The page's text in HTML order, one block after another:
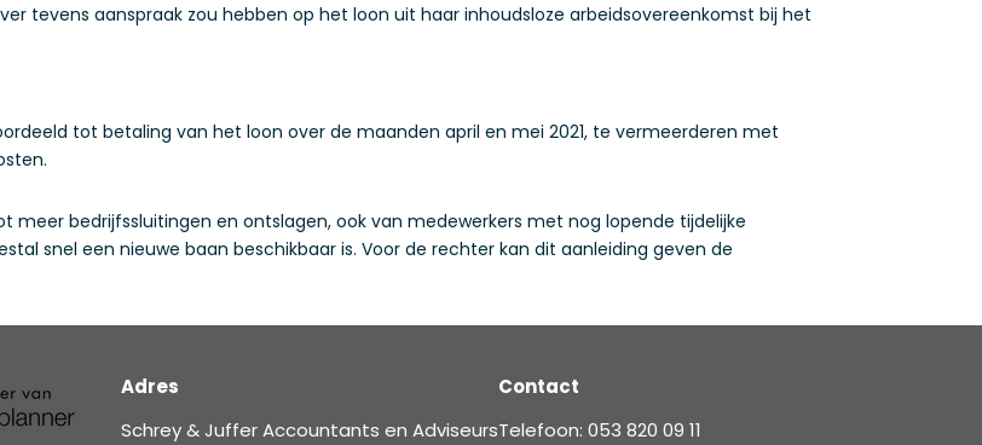
tevens aanspraak zou hebben op het loon uit haar inhoudsloze arbeidsovereenkomst bij het
tot betaling van het loon over de maanden april en mei 2021, te vermeerderen met
bedrijfssluitingen en ontslagen, ook van medewerkers met nog lopende tijdelijke
snel een nieuwe baan beschikbaar is. Voor de rechter kan dit aanleiding geven de
Adres
Schrey & Juffer Accountants en Adviseurs
Contact
Telefoon: 053 820 09 11